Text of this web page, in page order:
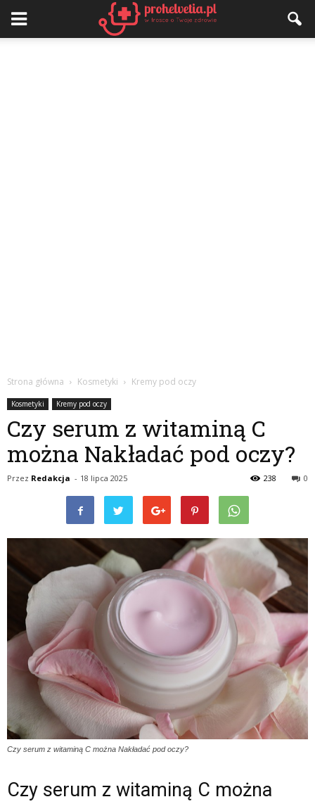
Strona główna Kosmetyki Kremy pod oczy
Kosmetyki Kremy pod oczy
Czy serum z witaminą C
można Nakładać pod oczy?
Przez Redakcja - 18 lipca 2025 0
238
Czy serum z witaminą C można Nakładać pod oczy?
Czy serum z witaminą C można